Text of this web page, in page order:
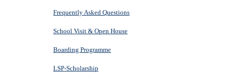
Frequently Asked Questions
School Visit & Open House
Boarding Programme
LSP-Scholarship